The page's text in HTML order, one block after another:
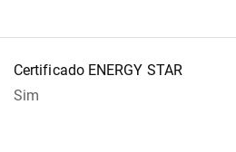
Certificado ENERGY STAR
Sim